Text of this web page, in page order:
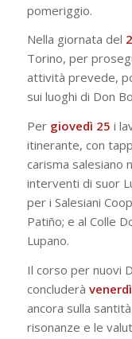
pomeriggio.
Nella giornata del
Torino, per
attività prevede,
sui luoghi di Don
Per giovedì 25 i
itinerante, con
carisma salesiano
interventi di suor
per i Salesiani
Patiño; e al Colle
Lupano.
Il corso per nuovi
concluderà
ancora sulla
risonanze e le